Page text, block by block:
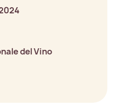
del Vino